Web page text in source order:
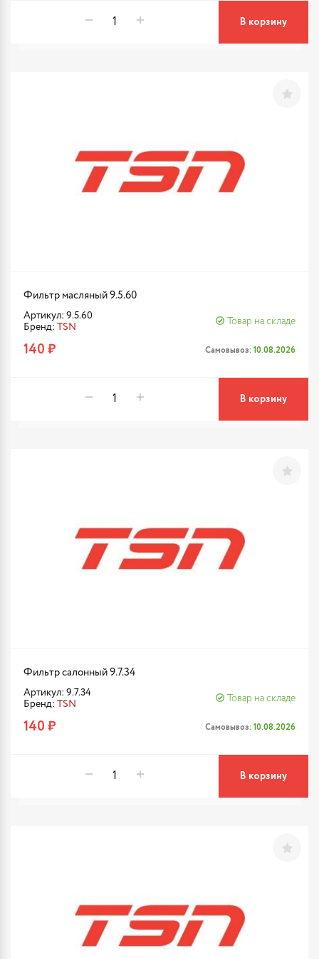
В корзину
Фильтр масляный 9.5.60
Артикул: 9.5.60
Бренд: TSN
Товар на складе
140 ₽ Самовывоз: 10.08.2026
В корзину
Фильтр салонный 9.7.34
Артикул: 9.7.34
Бренд: TSN
Товар на складе
140 ₽ Самовывоз: 10.08.2026
В корзину